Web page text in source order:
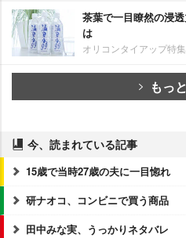
茶葉で一目瞭然の浸
は
オリコンタイアップ特集
もっ
今、読まれている記事
15歳で当時27歳の夫に一目惚れ
研ナオコ、コンビニで買う商品
田中みな実、うっかりネタバレ